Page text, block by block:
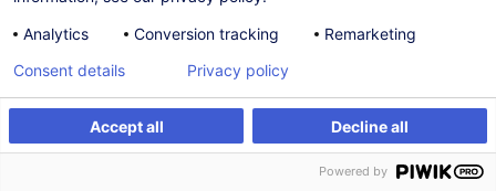
S'inscrire Formation sur mesure
13.10.2026
5h
Formation présentielle
Analytics
Conversion tracking Remarketing
Accept all Decline all
Consent details Privacy policy
Powered by